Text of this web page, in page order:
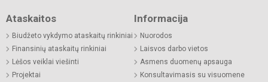
Ataskaitos
Biudžeto vykdymo ataskaitų rinkiniai
Finansinių ataskaitų rinkiniai
Lėšos veiklai viešinti
Projektai
Informacija
Nuorodos
Laisvos darbo vietos
Asmens duomenų apsauga
Konsultavimasis su visuomene